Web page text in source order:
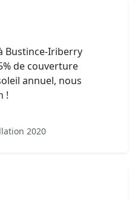
Bustince-Iriberry
de couverture
annuel, nous
!
2020